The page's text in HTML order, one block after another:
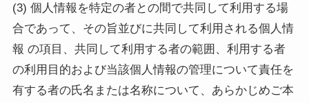
(3) 個人情報を特定の者との間で共同して利用する場
合であって、その旨並びに共同して利用される個人情
報 の項目、共同して利用する者の範囲、利用する者
の利用目的および当該個人情報の管理について責任を
有する者の氏名または名称について、あらかじめご本